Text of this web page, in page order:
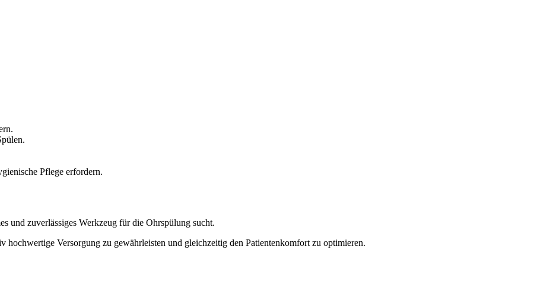
Pflege erfordern.
und zuverlässiges Werkzeug für die Ohrspülung sucht.
hochwertige Versorgung zu gewährleisten und gleichzeitig den Patientenkomfort zu optimieren.